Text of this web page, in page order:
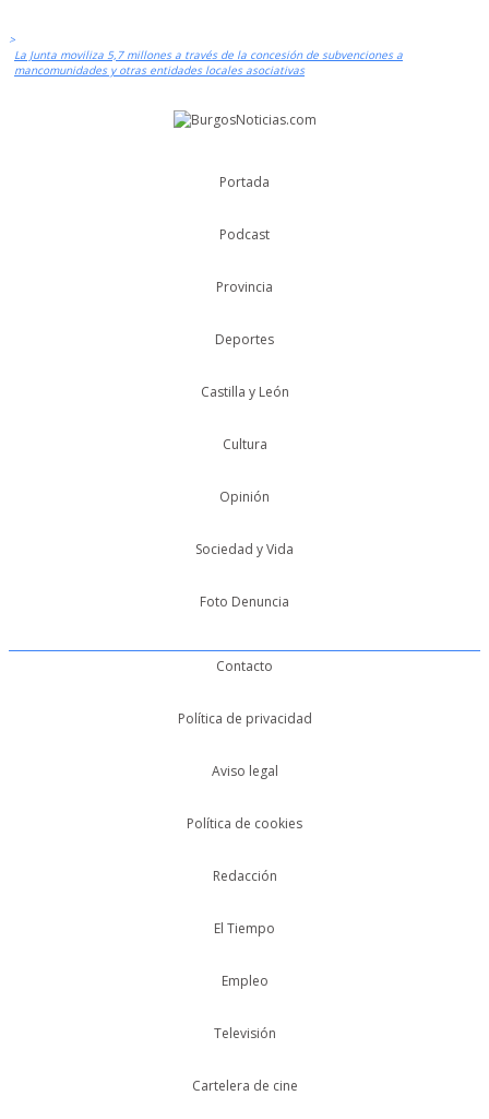
>
La Junta moviliza 5,7 millones a través de la concesión de subvenciones a
mancomunidades y otras entidades locales asociativas
Portada
Podcast
Provincia
Deportes
Castilla y León
Cultura
Opinión
Sociedad y Vida
Foto Denuncia
Contacto
Política de privacidad
Aviso legal
Política de cookies
Redacción
El Tiempo
Empleo
Televisión
Cartelera de cine